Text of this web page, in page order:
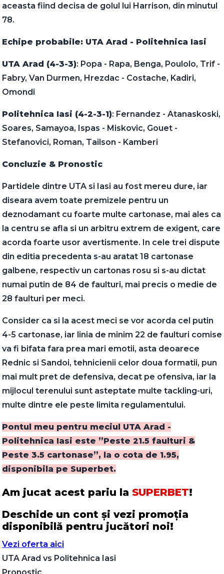
aceasta fiind decisa de golul lui Harrison, din minutul
78.
Echipe probabile: UTA Arad - Politehnica Iasi
UTA Arad (4-3-3): Popa - Rapa, Benga, Poulolo, Trif -
Fabry, Van Durmen, Hrezdac - Costache, Kadiri,
Omondi
Politehnica Iasi (4-2-3-1): Fernandez - Atanaskoski,
Soares, Samayoa, Ispas - Miskovic, Gouet -
Stefanovici, Roman, Tailson - Kamberi
Concluzie & Pronostic
Partidele dintre UTA si Iasi au fost mereu dure, iar
diseara avem toate premizele pentru un
deznodamant cu foarte multe cartonase, mai ales ca
la centru se afla si un arbitru extrem de exigent, care
acorda foarte usor avertismente. In cele trei dispute
din editia precedenta s-au aratat 18 cartonase
galbene, respectiv un cartonas rosu si s-au dictat
numai putin de 84 de faulturi, mai precis o medie de
28 faulturi per meci.
Consider ca si la acest meci se vor acorda cel putin
4-5 cartonase, iar linia de minim 22 de faulturi comise
va fi bifata fara prea mari emotii, asta deoarece
Rednic si Sandoi, tehnicienii celor doua formatii, pun
mai mult pret de defensiva, decat pe ofensiva, iar la
mijlocul terenului sunt asteptate multe tackling-uri,
multe dintre ele peste limita regulamentului.
Pontul meu pentru meciul UTA Arad -
Politehnica Iasi este ”Peste 21.5 faulturi &
Peste 3.5 cartonase”, la o cota de 1.95,
disponibila pe Superbet.
Am jucat acest pariu la SUPERBET!
Deschide un cont și vezi promoția
disponibilă pentru jucători noi!
Vezi oferta aici
UTA Arad vs Politehnica Iasi